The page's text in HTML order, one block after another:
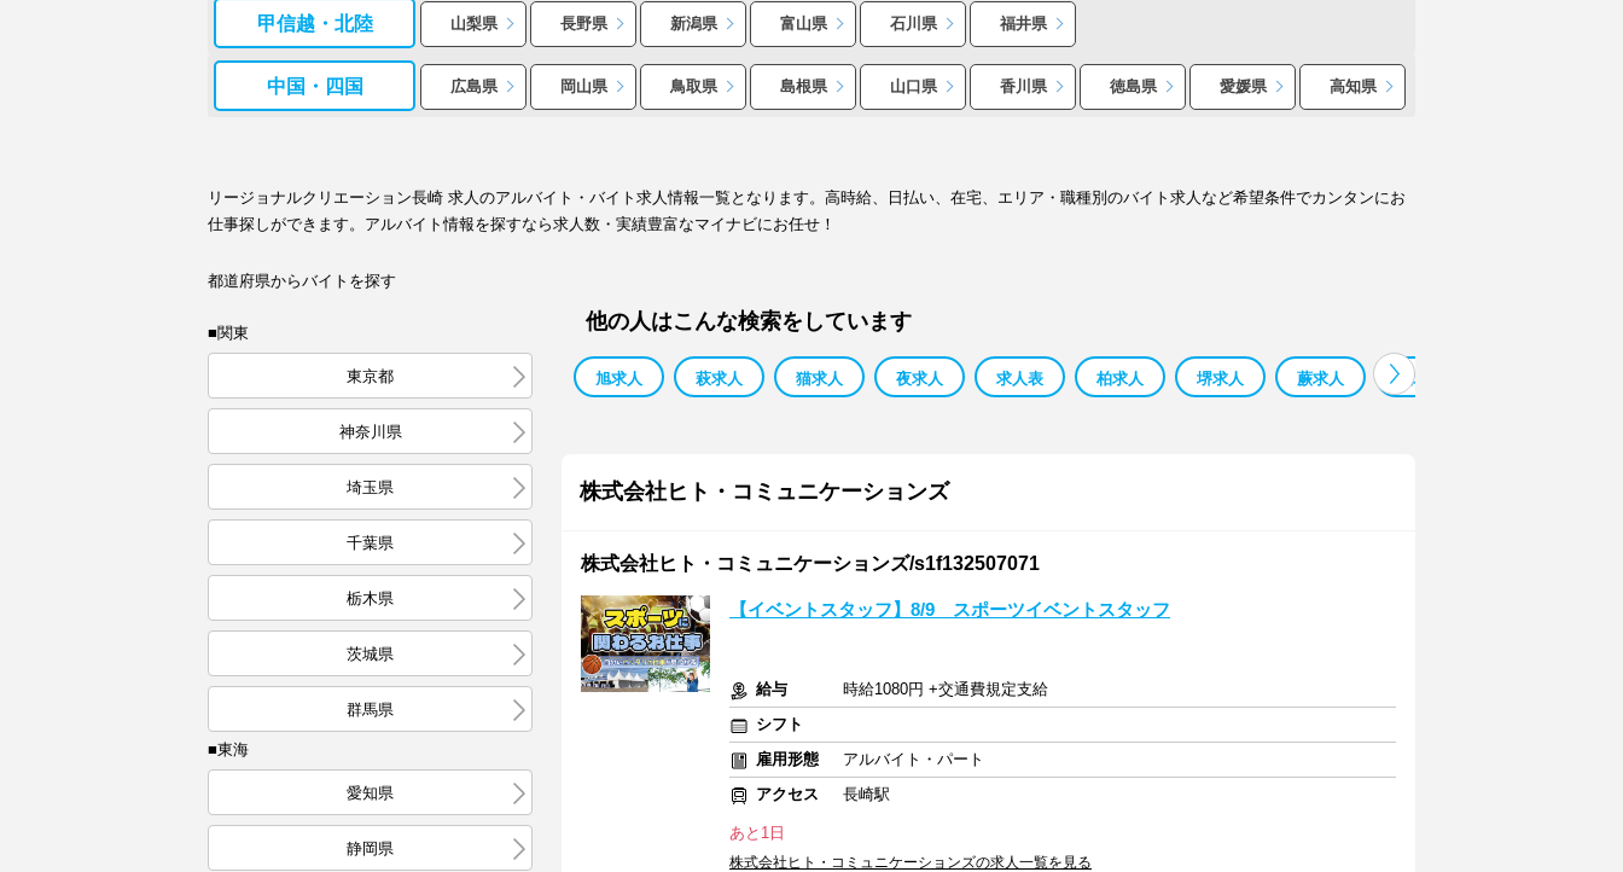
甲信越・北陸 山梨県 長野県 新潟県 富山県 石川県 福井県
中国・四国 広島県 岡山県 鳥取県 島根県 山口県 香川県 徳島県 愛媛県 高知県
リージョナルクリエーション長崎 求人のアルバイト・バイト求人情報一覧となります。高時給、日払い、在宅、エリア・職種別のバイト求人など希望条件でカンタンにお
仕事探しができます。アルバイト情報を探すなら求人数・実績豊富なマイナビにお任せ！
都道府県からバイトを探す
■関東
東京都
神奈川県
埼玉県
千葉県
栃木県
茨城県
群馬県
■東海
愛知県
静岡県
他の人はこんな検索をしています
旭求人 萩求人 猫求人 夜求人 求人表 柏求人 堺求人 蕨求人 鳳求人
株式会社ヒト・コミュニケーションズ
株式会社ヒト・コミュニケーションズ/s1f132507071
【イベントスタッフ】8/9 スポーツイベントスタッフ
給与
時給1080円 +交通費規定支給
シフト
雇用形態
アルバイト・パート
アクセス
長崎駅
あと1日
株式会社ヒト・コミュニケーションズの求人一覧を見る